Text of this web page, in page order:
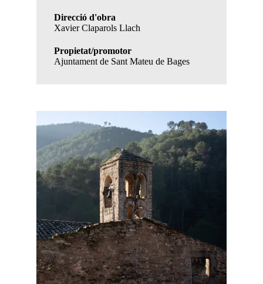
Direcció d'obra
Xavier Claparols Llach
Propietat/promotor
Ajuntament de Sant Mateu de Bages